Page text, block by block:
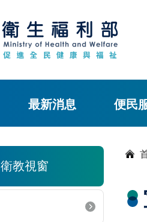
最新消息 便民
衛教視窗